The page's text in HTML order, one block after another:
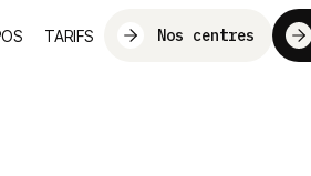
TARIFS Nos centres